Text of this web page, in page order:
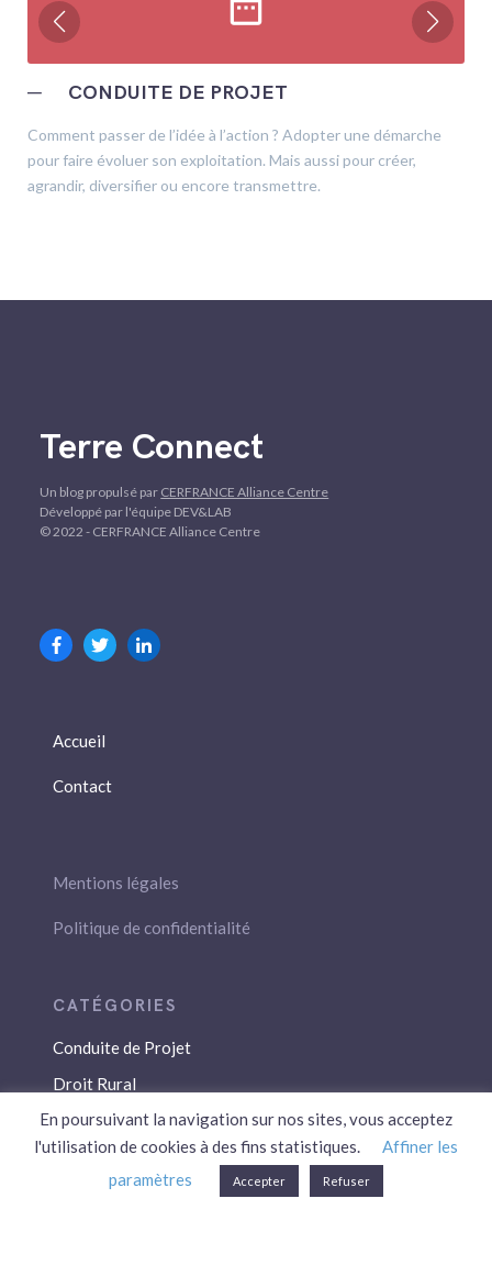
─ CONDUITE DE PROJET
Comment passer de l’idée à l’action ? Adopter une démarche
pour faire évoluer son exploitation. Mais aussi pour créer,
agrandir, diversifier ou encore transmettre.
Terre Connect
Un blog propulsé par CERFRANCE Alliance Centre
Développé par l'équipe DEV&LAB
© 2022 - CERFRANCE Alliance Centre
Accueil
Contact
Mentions légales
Politique de confidentialité
Conduite de Projet
Droit Rural
Droit Social
Économie / Gestion
Environnement
En poursuivant la navigation sur nos sites, vous acceptez
l'utilisation de cookies à des fins statistiques.
Affiner les
paramètres
Accepter Refuser